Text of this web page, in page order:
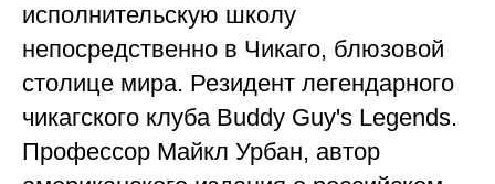
исполнительскую школу
непосредственно в Чикаго, блюзовой
столице мира. Резидент легендарного
чикагского клуба Buddy Guy's Legends.
Профессор Майкл Урбан, автор